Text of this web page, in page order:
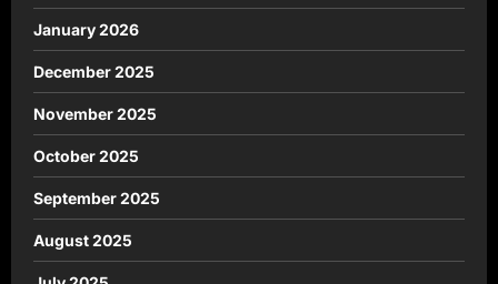
January 2026
December 2025
November 2025
October 2025
September 2025
August 2025